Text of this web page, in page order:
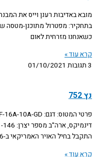
כשאנחנו מזרחית לאום
קרא עוד »
3 תגובות
01/10/2021
נץ 752
התקבל בחיל האויר האמריקאי ב-16 בינואר
קרא עוד »